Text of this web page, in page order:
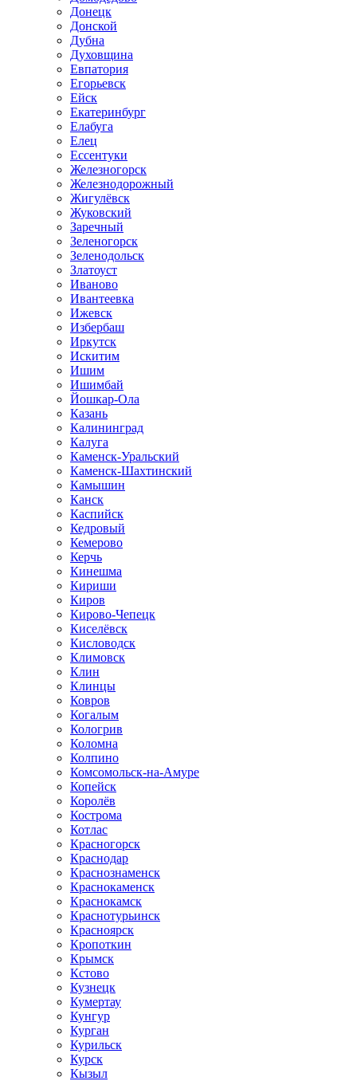
Донецк
Донской
Дубна
Духовщина
Евпатория
Егорьевск
Ейск
Екатеринбург
Елабуга
Елец
Ессентуки
Железногорск
Железнодорожный
Жигулёвск
Жуковский
Заречный
Зеленогорск
Зеленодольск
Златоуст
Иваново
Ивантеевка
Ижевск
Избербаш
Иркутск
Искитим
Ишим
Ишимбай
Йошкар-Ола
Казань
Калининград
Калуга
Каменск-Уральский
Каменск-Шахтинский
Камышин
Канск
Каспийск
Кедровый
Кемерово
Керчь
Кинешма
Кириши
Киров
Кирово-Чепецк
Киселёвск
Кисловодск
Климовск
Клин
Клинцы
Ковров
Когалым
Кологрив
Коломна
Колпино
Комсомольск-на-Амуре
Копейск
Королёв
Кострома
Котлас
Красногорск
Краснодар
Краснознаменск
Краснокаменск
Краснокамск
Краснотурьинск
Красноярск
Кропоткин
Крымск
Кстово
Кузнецк
Кумертау
Кунгур
Курган
Курильск
Курск
Кызыл